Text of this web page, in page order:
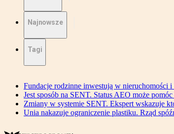
Najnowsze
Tagi
Fundacje rodzinne inwestują w nieruchomości
Jest sposób na SENT. Status AEO może
Zmiany w systemie SENT. Ekspert wskazuje
Unia nakazuje ograniczenie plastiku. Rząd